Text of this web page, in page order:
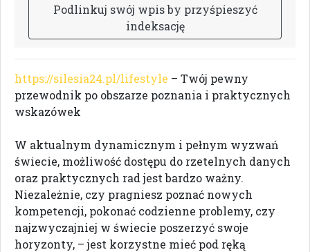
Podlinkuj swój wpisby przyśpieszyć
indeksację
https://silesia24.pl/lifestyle – Twój pewny
przewodnik po obszarze poznania i praktycznych
wskazówek
W aktualnym dynamicznym i pełnym wyzwań
świecie, możliwość dostępu do rzetelnych danych
oraz praktycznych rad jest bardzo ważny.
Niezależnie, czy pragniesz poznać nowych
kompetencji, pokonać codzienne problemy, czy
najzwyczajniej w świecie poszerzyć swoje
horyzonty, – jest korzystne mieć pod ręką